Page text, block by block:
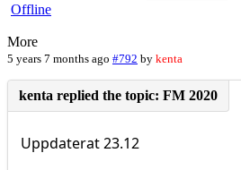
Offline
More
5 years 7 months ago #792 by kenta
Uppdaterat 23.12